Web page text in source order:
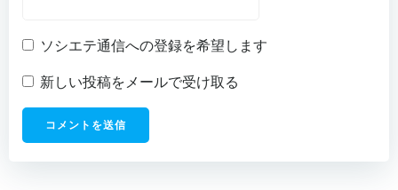
ソシエテ通信への登録を希望します
新しい投稿をメールで受け取る